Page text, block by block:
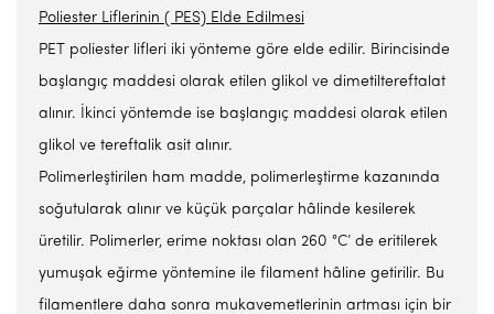
Poliester Liflerinin ( PES) Elde Edilmesi
PET poliester lifleri iki yönteme göre elde edilir. Birincisinde
başlangıç maddesi olarak etilen glikol ve dimetiltereftalat
alınır. İkinci yöntemde ise başlangıç maddesi olarak etilen
glikol ve tereftalik asit alınır.
Polimerleştirilen ham madde, polimerleştirme kazanında
soğutularak alınır ve küçük parçalar hâlinde kesilerek
üretilir. Polimerler, erime noktası olan 260 °C’ de eritilerek
yumuşak eğirme yöntemine ile filament hâline getirilir. Bu
filamentlere daha sonra mukavemetlerinin artması için bir